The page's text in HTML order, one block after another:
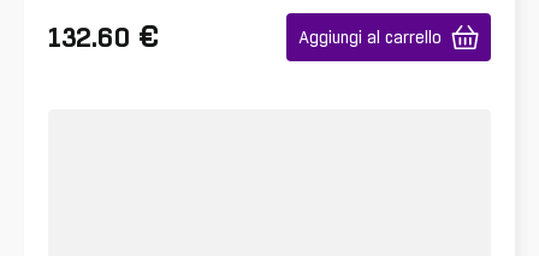
132.60 € Aggiungi al carrello